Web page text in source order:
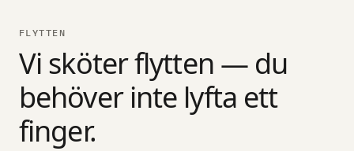
FLYTTEN
Vi sköter flytten — du
behöver inte lyfta ett
finger.